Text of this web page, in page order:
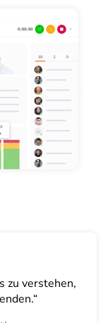
zu verstehen,